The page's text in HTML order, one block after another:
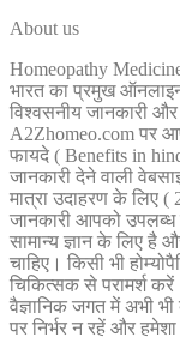
About us
Homeopathy
भारत का प्रमुख ऑनलाइन
विश्वसनीय जानकारी
A2Zhomeo.com पर
फायदे ( Benefits in
जानकारी देने वाली
मात्रा उदाहरण के लिए
जानकारी आपको
सामान्य ज्ञान के लिए है
चाहिए। किसी भी
चिकित्सक से परामर्श
वैज्ञानिक जगत में अभी भी
पर निर्भर न रहें और